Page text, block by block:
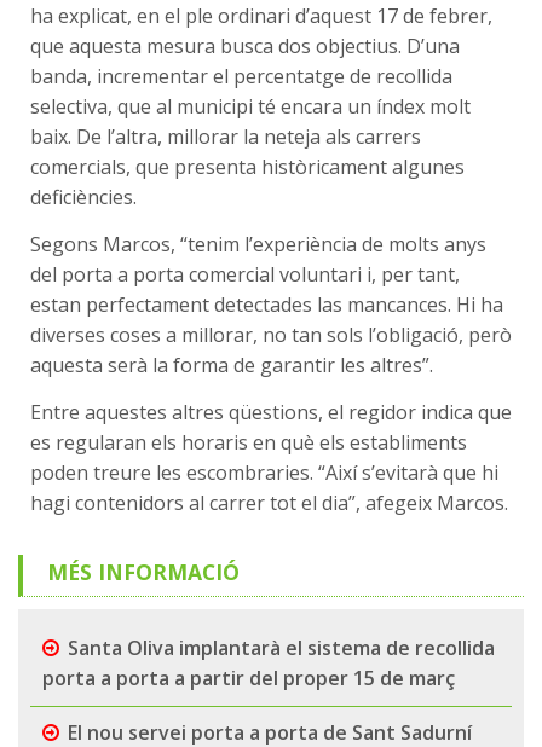
ha explicat, en el ple ordinari d’aquest 17 de febrer,
que aquesta mesura busca dos objectius. D’una
banda, incrementar el percentatge de recollida
selectiva, que al municipi té encara un índex molt
baix. De l’altra, millorar la neteja als carrers
comercials, que presenta històricament algunes
deficiències.
Segons Marcos, “tenim l’experiència de molts anys
del porta a porta comercial voluntari i, per tant,
estan perfectament detectades las mancances. Hi ha
diverses coses a millorar, no tan sols l’obligació, però
aquesta serà la forma de garantir les altres”.
Entre aquestes altres qüestions, el regidor indica que
es regularan els horaris en què els establiments
poden treure les escombraries. “Així s’evitarà que hi
hagi contenidors al carrer tot el dia”, afegeix Marcos.
MÉS INFORMACIÓ
Santa Oliva implantarà el sistema de recollida
porta a porta a partir del proper 15 de març
El nou servei porta a porta de Sant Sadurní